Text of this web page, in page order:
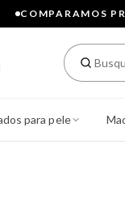
COMPARAMOS
para pele